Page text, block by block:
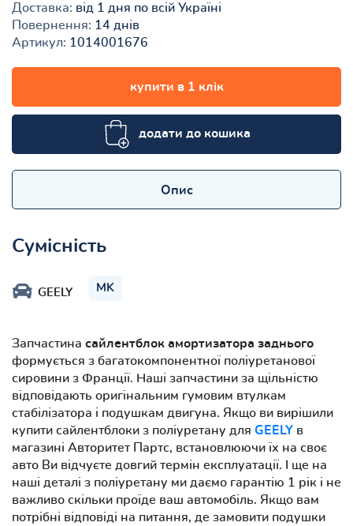
Доставка: від 1 дня по всій Україні
Повернення: 14 днів
Артикул: 1014001676
купити в 1 клік
додати до кошика
Опис
Сумісність
GEELY MK
Запчастина сайлентблок амортизатора заднього
формується з багатокомпонентної поліуретанової
сировини з Франції. Наші запчастини за щільністю
відповідають оригінальним гумовим втулкам
стабілізатора і подушкам двигуна. Якщо ви вирішили
купити сайлентблоки з поліуретану для GEELY в
магазині Авторитет Партс, встановлюючи їх на своє
авто Ви відчуєте довгий термін експлуатації. І ще на
наші деталі з поліуретану ми даємо гарантію 1 рік і не
важливо скільки проїде ваш автомобіль. Якщо вам
потрібні відповіді на питання, де замовити подушки